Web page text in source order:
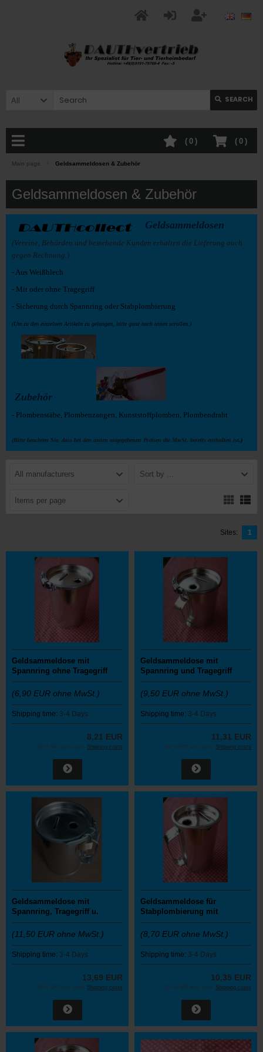
All SEARCH
( 0 )
( 0 )
Main page Geldsammeldosen & Zubehör
Geldsammeldosen & Zubehör
Geldsammeldosen
(Vereine, Behörden und bestehende Kunden erhalten die Lieferung auch
gegen Rechnung.)
- Aus Weißblech
- Mit oder ohne Tragegriff
- Sicherung durch Spannring oder Stabplombierung
(Um zu den einzelnen Artikeln zu gelangen, bitte ganz nach unten scrollen.)
Zubehör
- Plombenstäbe, Plombenzangen, Kunststoffplomben, Plombendraht
(Bitte beachten Sie, dass bei den unten angegebenen Preisen die MwSt. bereits enthalten ist.)
All manufacturers Sort by ...
Items per page
Sites: 1
Geldsammeldose mit
Spannring ohne Tragegriff
(6,90 EUR ohne MwSt.)
Shipping time: 3-4 Days
8,21 EUR
19 % VAT incl. excl. Shipping costs
Geldsammeldose mit
Spannring und Tragegriff
(9,50 EUR ohne MwSt.)
Shipping time: 3-4 Days
11,31 EUR
19 % VAT incl. excl. Shipping costs
Geldsammeldose mit
Spannring, Tragegriff u.
Schloss
(11,50 EUR ohne MwSt.)
Shipping time: 3-4 Days
13,69 EUR
19 % VAT incl. excl. Shipping costs
Geldsammeldose für
Stabplombierung mit
Tragegriff
(8,70 EUR ohne MwSt.)
Shipping time: 3-4 Days
10,35 EUR
19 % VAT incl. excl. Shipping costs